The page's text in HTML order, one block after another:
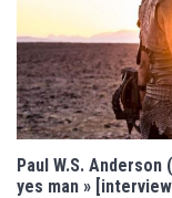
Paul W.S.
yes man » [interview]